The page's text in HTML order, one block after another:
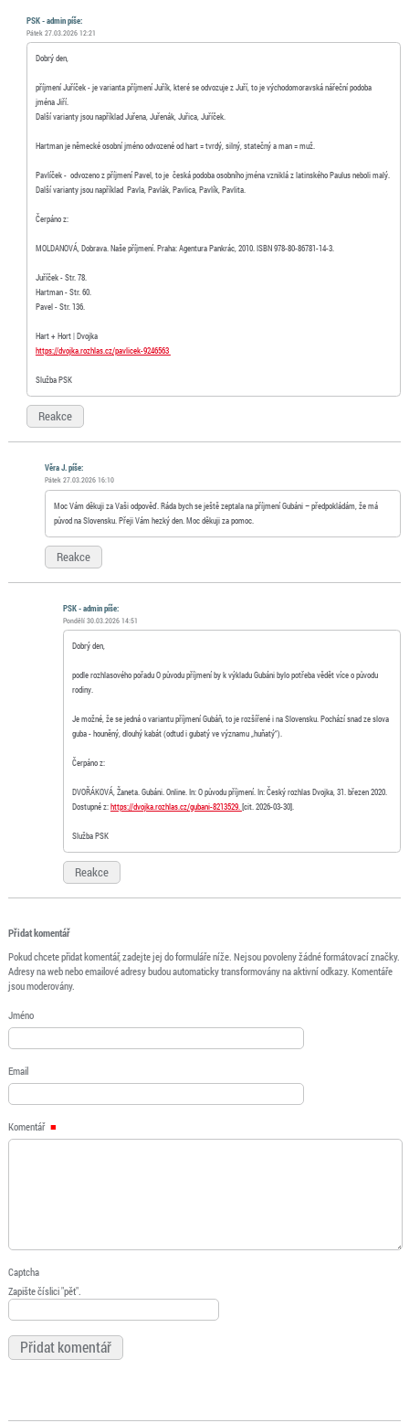
PSK - admin píše:
Pátek 27.03.2026 12:21
Dobrý den,
příjmení Juříček - je varianta příjmení Juřík, které se odvozuje z Juří, to je východomoravská nářeční podoba
jména Jiří.
Další varianty jsou například Juřena, Juřenák, Juřica, Juříček.
Hartman je německé osobní jméno odvozené od hart = tvrdý, silný, statečný a man = muž.
Pavlíček - odvozeno z příjmení Pavel, to je česká podoba osobního jména vzniklá z latinského Paulus neboli malý.
Další varianty jsou například Pavla, Pavlák, Pavlica, Pavlík, Pavlita.
Čerpáno z:
MOLDANOVÁ, Dobrava. Naše příjmení. Praha: Agentura Pankrác, 2010. ISBN 978-80-86781-14-3.
Juříček - Str. 78.
Hartman - Str. 60.
Pavel - Str. 136.
Hart + Hort | Dvojka
https://dvojka.rozhlas.cz/pavlicek-9246563
Služba PSK
Reakce
Věra J. píše:
Pátek 27.03.2026 16:10
Moc Vám děkuji za Vaši odpověď. Ráda bych se ještě zeptala na příjmení Gubáni – předpokládám, že má
původ na Slovensku. Přeji Vám hezký den. Moc děkuji za pomoc.
Reakce
PSK - admin píše:
Pondělí 30.03.2026 14:51
Dobrý den,
podle rozhlasového pořadu O původu příjmení by k výkladu Gubáni bylo potřeba vědět více o původu
rodiny.
Je možné, že se jedná o variantu příjmení Gubáň, to je rozšířené i na Slovensku. Pochází snad ze slova
guba - houněný, dlouhý kabát (odtud i gubatý ve významu „huňatý“).
Čerpáno z:
DVOŘÁKOVÁ, Žaneta. Gubáni. Online. In: O původu příjmení. In: Český rozhlas Dvojka, 31. březen 2020.
Dostupné z:https://dvojka.rozhlas.cz/gubani-8213529. [cit. 2026-03-30].
Služba PSK
Reakce
Přidat komentář
Pokud chcete přidat komentář, zadejte jej do formuláře níže. Nejsou povoleny žádné formátovací značky.
Adresy na web nebo emailové adresy budou automaticky transformovány na aktivní odkazy. Komentáře
jsou moderovány.
Jméno
Email
Komentář
Captcha
Zapište číslici "pět".